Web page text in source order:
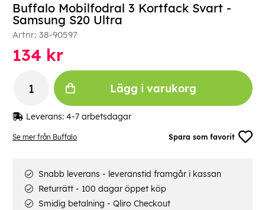
Se mer från Buffalo Spara som favorit
Buffalo Mobilfodral 3 Kortfack Svart -
Samsung S20 Ultra
Artnr: 38-90597
134 kr
Lägg i varukorg
Leverans: 4-7 arbetsdagar
Snabb leverans - leveranstid framgår i kassan
Returrätt - 100 dagar öppet köp
Smidig betalning - Qliro Checkout